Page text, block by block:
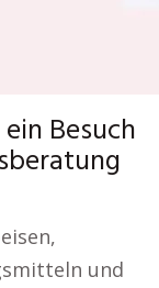
Besuch
und